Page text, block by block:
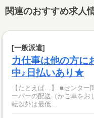
関連のおすすめ求人
[一般派遣]
力仕事は他の方に
中♪日払いあり★
【たとえば…】 ■センタ
ーパーの配送（かご車をおして
転以外は最低...